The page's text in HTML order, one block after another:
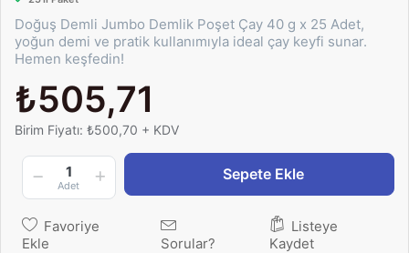
Doğuş Demli Jumbo Demlik Poşet Çay 40 g x 25 Adet,
yoğun demi ve pratik kullanımıyla ideal çay keyfi sunar.
Hemen keşfedin!
₺505,71
Birim Fiyatı: ₺500,70 + KDV
1
Adet
Sepete Ekle
Favoriye
Ekle
Sorular?
Listeye
Kaydet